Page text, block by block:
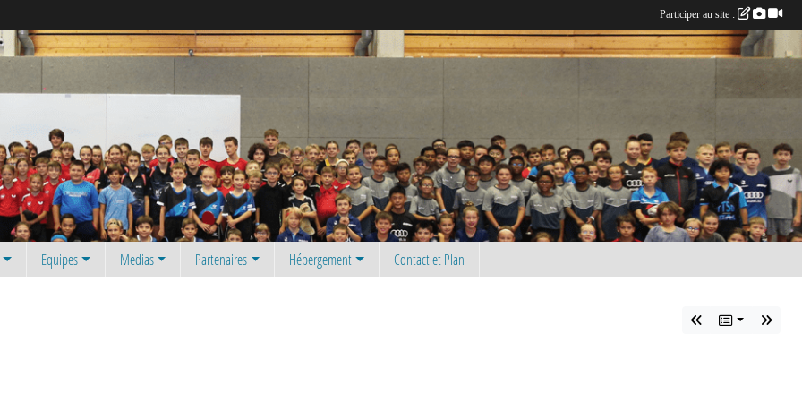
Equipes Medias Partenaires Hébergement Contact et Plan
Participer au site :